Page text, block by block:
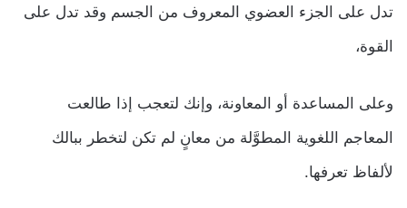
تدل على الجزء العضوي المعروف من الجسم وقد تدل على
القوة،
وعلى المساعدة أو المعاونة، وإنك لتعجب إذا طالعت
المعاجم اللغوية المطوَّلة من معانٍ لم تكن لتخطر ببالك
لألفاظ تعرفها.